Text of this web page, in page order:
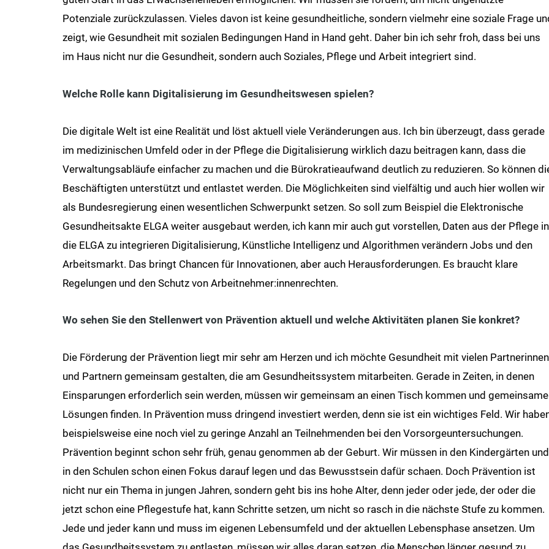
Potenziale zurückzulassen. Vieles davon ist keine gesundheitliche, sondern vielmehr eine soziale Frage
zeigt, wie Gesundheit mit sozialen Bedingungen Hand in Hand geht. Daher bin ich sehr froh, dass bei uns
im Haus nicht nur die Gesundheit, sondern auch Soziales, Pflege und Arbeit integriert sind.
Welche Rolle kann Digitalisierung im Gesundheitswesen spielen?
Die digitale Welt ist eine Realität und löst aktuell viele Veränderungen aus. Ich bin überzeugt, dass gerade
im medizinischen Umfeld oder in der Pflege die Digitalisierung wirklich dazu beitragen kann, dass die
Verwaltungsabläufe einfacher zu machen und die Bürokratieaufwand deutlich zu reduzieren. So können
Beschäftigten unterstützt und entlastet werden. Die Möglichkeiten sind vielfältig und auch hier wollen wir
als Bundesregierung einen wesentlichen Schwerpunkt setzen. So soll zum Beispiel die Elektronische
Gesundheitsakte ELGA weiter ausgebaut werden, ich kann mir auch gut vorstellen, Daten aus der Pflege in
die ELGA zu integrieren Digitalisierung, Künstliche Intelligenz und Algorithmen verändern Jobs und den
Arbeitsmarkt. Das bringt Chancen für Innovationen, aber auch Herausforderungen. Es braucht klare
Regelungen und den Schutz von Arbeitnehmer:innenrechten.
Wo sehen Sie den Stellenwert von Prävention aktuell und welche Aktivitäten planen Sie konkret?
Die Förderung der Prävention liegt mir sehr am Herzen und ich möchte Gesundheit mit vielen Partnerinnen
und Partnern gemeinsam gestalten, die am Gesundheitssystem mitarbeiten. Gerade in Zeiten, in denen
Einsparungen erforderlich sein werden, müssen wir gemeinsam an einen Tisch kommen und gemeinsame
Lösungen finden. In Prävention muss dringend investiert werden, denn sie ist ein wichtiges Feld. Wir
beispielsweise eine noch viel zu geringe Anzahl an Teilnehmenden bei den Vorsorgeuntersuchungen.
Prävention beginnt schon sehr früh, genau genommen ab der Geburt. Wir müssen in den Kindergärten und
in den Schulen schon einen Fokus darauf legen und das Bewusstsein dafür schaen. Doch Prävention ist
nicht nur ein Thema in jungen Jahren, sondern geht bis ins hohe Alter, denn jeder oder jede, der oder die
jetzt schon eine Pflegestufe hat, kann Schritte setzen, um nicht so rasch in die nächste Stufe zu kommen.
Jede und jeder kann und muss im eigenen Lebensumfeld und der aktuellen Lebensphase ansetzen. Um